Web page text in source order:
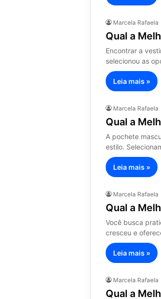
Marcela Rafaela
Qual a
Encontrar a
selecionou as
Leia mais »
Marcela Rafaela
Qual a
A pochete
estilo.
Leia mais »
Marcela Rafaela
Qual a
Você busca
cresceu e
Leia mais »
Marcela Rafaela
Qual a